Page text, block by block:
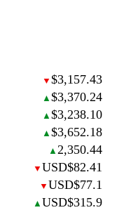
▼ $3,157.43
▲ $3,370.24
▲ $3,238.10
▲ $3,652.18
▲ 2,350.44
▼ USD$82.41
▼ USD$77.1
▲ USD$315.9